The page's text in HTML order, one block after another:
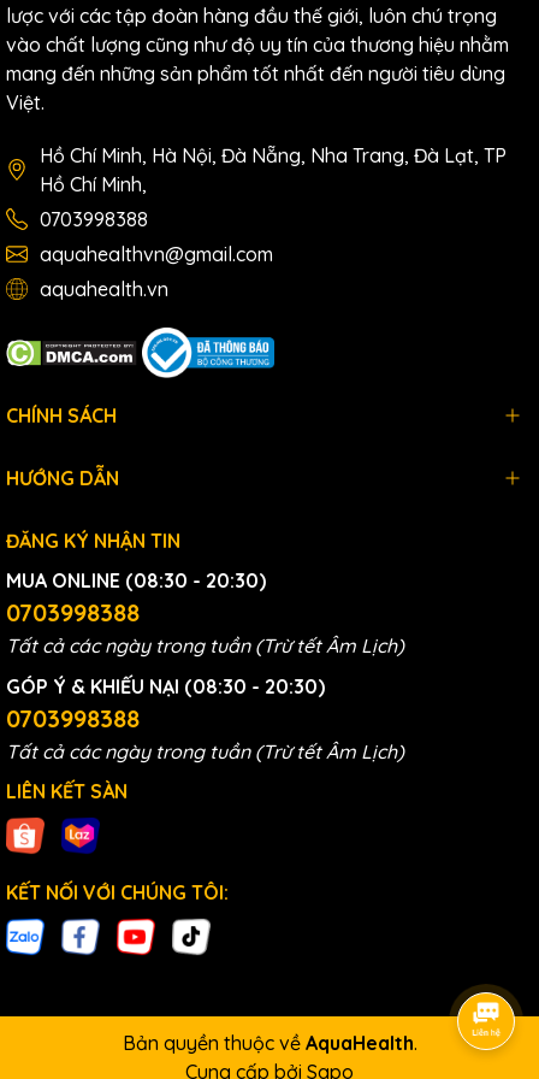
lược với các tập đoàn hàng đầu thế giới, luôn chú trọng
vào chất lượng cũng như độ uy tín của thương hiệu nhằm
mang đến những sản phẩm tốt nhất đến người tiêu dùng
Việt.
Hồ Chí Minh, Hà Nội, Đà Nẵng, Nha Trang, Đà Lạt, TP
Hồ Chí Minh,
0703998388
aquahealthvn@gmail.com
aquahealth.vn
CHÍNH SÁCH
HƯỚNG DẪN
ĐĂNG KÝ NHẬN TIN
MUA ONLINE (08:30 - 20:30)
0703998388
Tất cả các ngày trong tuần (Trừ tết Âm Lịch)
GÓP Ý & KHIẾU NẠI (08:30 - 20:30)
0703998388
Tất cả các ngày trong tuần (Trừ tết Âm Lịch)
LIÊN KẾT SÀN
KẾT NỐI VỚI CHÚNG TÔI:
Bản quyền thuộc về AquaHealth.
Cung cấp bởi Sapo